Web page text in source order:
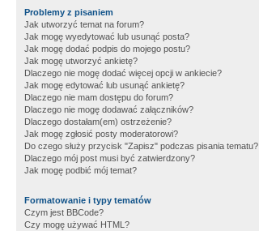
Problemy z pisaniem
Jak utworzyć temat na forum?
Jak mogę wyedytować lub usunąć posta?
Jak mogę dodać podpis do mojego postu?
Jak mogę utworzyć ankietę?
Dlaczego nie mogę dodać więcej opcji w ankiecie?
Jak mogę edytować lub usunąć ankietę?
Dlaczego nie mam dostępu do forum?
Dlaczego nie mogę dodawać załączników?
Dlaczego dostałam(em) ostrzeżenie?
Jak mogę zgłosić posty moderatorowi?
Do czego służy przycisk "Zapisz" podczas pisania tematu?
Dlaczego mój post musi być zatwierdzony?
Jak mogę podbić mój temat?
Formatowanie i typy tematów
Czym jest BBCode?
Czy mogę używać HTML?